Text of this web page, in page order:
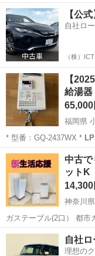
【公
自社ロ
（株）ICT
【
給湯
65,000
福岡県
* 型番：GQ-2437WX *
福岡 京都郡 小波
中古
ットK
14,300
神奈川
ガステーブル(2口） 都市
神奈川 川崎市 キ
自社
理想の